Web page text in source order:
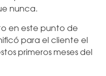
nunca.
en este punto de
para el cliente el
primeros meses del